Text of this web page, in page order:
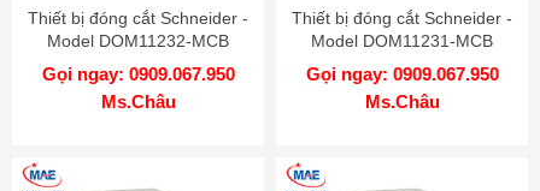
Thiết bị đóng cắt Schneider -
Model DOM11232-MCB
Gọi ngay: 0909.067.950
Ms.Châu
Thiết bị đóng cắt Schneider -
Model DOM11231-MCB
Gọi ngay: 0909.067.950
Ms.Châu